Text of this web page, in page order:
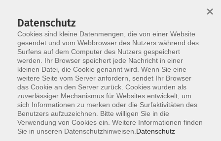
Skip to main content
You are here:
über uns unsere Kursleiter:innen
Der Dozent konnte leider nicht gefunden
werden
Datenschutz
Cookies sind kleine Datenmengen, die von einer Website
gesendet und vom Webbrowser des Nutzers während des
Surfens auf dem Computer des Nutzers gespeichert
werden. Ihr Browser speichert jede Nachricht in einer
kleinen Datei, die Cookie genannt wird. Wenn Sie eine
weitere Seite vom Server anfordern, sendet Ihr Browser
das Cookie an den Server zurück. Cookies wurden als
zuverlässiger Mechanismus für Websites entwickelt, um
sich Informationen zu merken oder die Surfaktivitäten des
Benutzers aufzuzeichnen. Bitte willigen Sie in die
Verwendung von Cookies ein. Weitere Informationen finden
Sie in unseren Datenschutzhinweisen. Datenschutz
×